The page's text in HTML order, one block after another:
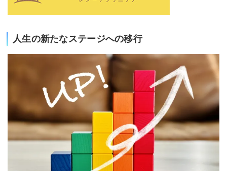
人生の新たなステージへの移行